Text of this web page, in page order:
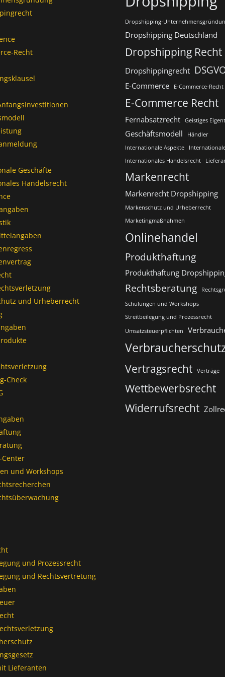
Recht
Geschäfte
Handelsrecht
und Urheberrecht
Check
und Workshops
und Prozessrecht​
und Rechtsvertretung
Lieferanten
Dropshipping-
Dropshipping Deutschland
Dropshipping Recht
Dropshippingrecht
E-Commerce E-Commerce-Recht
E-Commerce Recht
Fernabsatzrecht Geistiges
Geschäftsmodell
Händler
Internationale Aspekte
Internationales Handelsrecht
Markenrecht
Markenrecht Dropshipping
Markenschutz und Urheberrecht
Marketingmaßnahmen
Onlinehandel
Produkthaftung
Produkthaftung
Rechtsberatung
Schulungen und Workshops
Streitbeilegung und Prozessrecht​
Umsatzsteuerpflichten
Vertragsrecht Verträge
Wettbewerbsrecht
Widerrufsrecht